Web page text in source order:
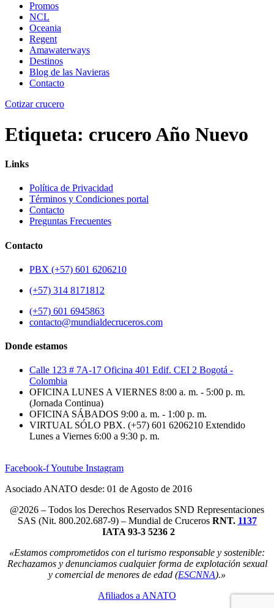
Promos
NCL
Oceania
Regent
Amawaterways
Destinos
Blog de las Navieras
Contacto
Cotizar crucero
Etiqueta: crucero Año Nuevo
Links
Política de Privacidad
Términos y Condiciones portal
Contacto
Preguntas Frecuentes
Contacto
PBX (+57) 601 6206210
(+57) 314 8171812
(+57) 601 6945863
contacto@mundialdecruceros.com
Donde estamos
Calle 123 # 7A-17 Oficina 401 Edif. CEI 2 Bogotá -
Colombia
OFICINA LUNES A VIERNES 8:00 a. m. - 5:00 p. m.
(Jornada Continua)
OFICINA SÁBADOS 9:00 a. m. - 1:00 p. m.
VIRTUAL SÓLO PBX. (+57) 601 6206210 Extendido
Lunes a Viernes 6:00 a 9:30 p. m.
Facebook-fYoutube Instagram
Asociado ANATO desde: 01 de Agosto de 2016
@2026 – Todos los Derechos Reservados SND Representaciones
SAS (Nit. 800.202.687-9) – Mundial de Cruceros RNT. 1137
IATA 93-3 5236 2
«Estamos comprometidos con el turismo responsable y sostenible:
Rechazamos y denunciamos cualquier forma de explotación sexual
y comercial de menores de edad (ESCNNA).»
Afiliados a ANATO